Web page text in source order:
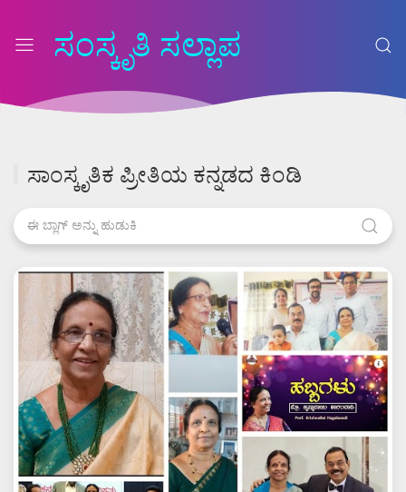
ಸಂಸ್ಕೃತಿ ಸಲ್ಲಾಪ
ಸಾಂಸ್ಕೃತಿಕ ಪ್ರೀತಿಯ ಕನ್ನಡದ ಕಿಂಡಿ